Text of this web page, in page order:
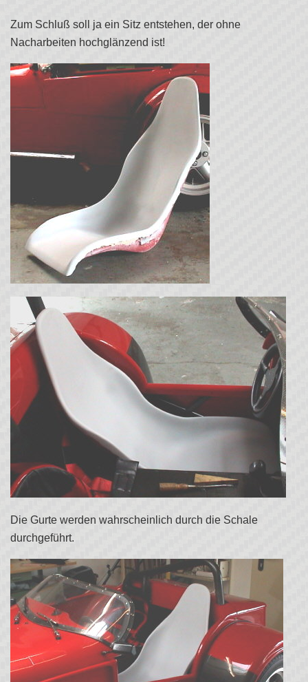
Zum Schluß soll ja ein Sitz entstehen, der ohne
Nacharbeiten hochglänzend ist!
Die Gurte werden wahrscheinlich durch die Schale
durchgeführt.